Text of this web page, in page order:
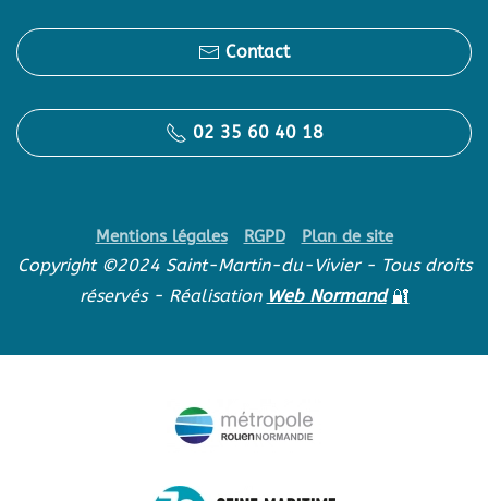
Contact
02 35 60 40 18
Mentions légales RGPD Plan de site
Copyright ©2024 Saint-Martin-du-Vivier - Tous droits
réservés - Réalisation Web Normand 🔐